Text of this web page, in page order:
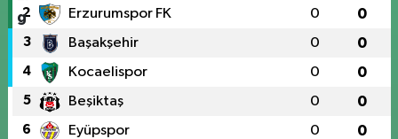
2 Erzurumspor FK 0 0
3 Başakşehir 0 0
4 Kocaelispor 0 0
5 Beşiktaş 0 0
6 Eyüpspor 0 0